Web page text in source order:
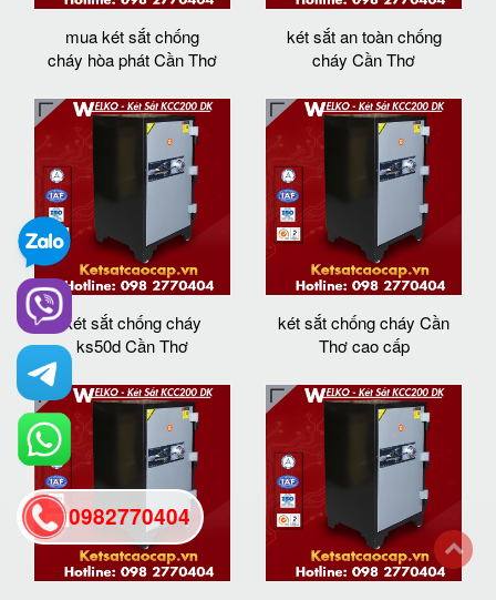
mua két sắt chống
cháy hòa phát Cần Thơ
két sắt an toàn chống
cháy Cần Thơ
két sắt chống cháy
ks50d Cần Thơ
két sắt chống cháy Cần
Thơ cao cấp
0982770404
back